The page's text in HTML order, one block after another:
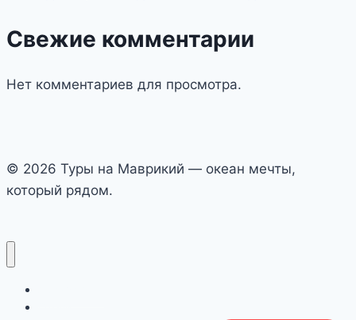
Свежие комментарии
Нет комментариев для просмотра.
© 2026 Туры на Маврикий — океан мечты,
который рядом.